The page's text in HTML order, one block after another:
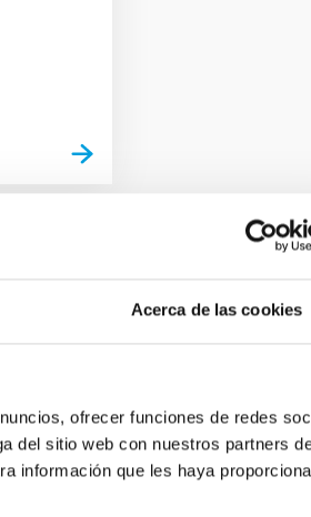
Acerca de las cookies
ofrecer funciones de redes
del sitio web con nuestros partners
información que les haya
y